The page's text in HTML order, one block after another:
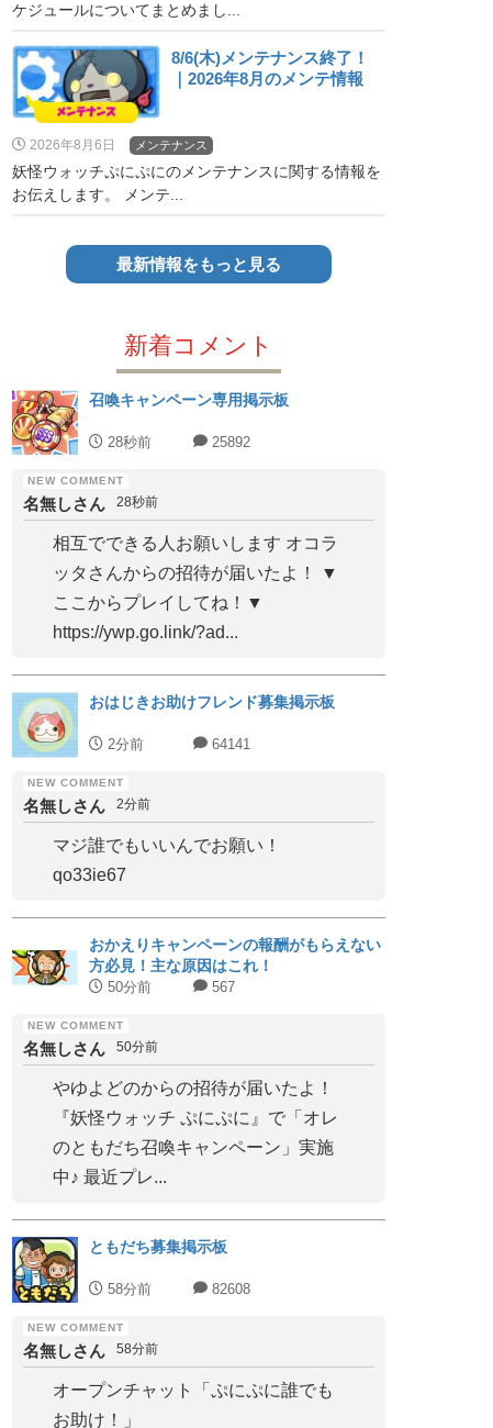
ケジュールについてまとめまし...
8/6(木)メンテナンス終了！
｜2026年8月のメンテ情報
2026年8月6日 メンテナンス
妖怪ウォッチぷにぷにのメンテナンスに関する情報を
お伝えします。 メンテ...
最新情報をもっと見る
新着コメント
召喚キャンペーン専用掲示板
28秒前 25892
名無しさん 28秒前
相互でできる人お願いします オコラ
ッタさんからの招待が届いたよ！ ▼
ここからプレイしてね！▼
https://ywp.go.link/?ad...
おはじきお助けフレンド募集掲示板
2分前 64141
名無しさん 2分前
マジ誰でもいいんでお願い！
qo33ie67
おかえりキャンペーンの報酬がもらえない
方必見！主な原因はこれ！
50分前 567
名無しさん 50分前
やゆよどのからの招待が届いたよ！
『妖怪ウォッチ ぷにぷに』で「オレ
のともだち召喚キャンペーン」実施
中♪ 最近プレ...
ともだち募集掲示板
58分前 82608
名無しさん 58分前
オープンチャット「ぷにぷに誰でも
お助け！」